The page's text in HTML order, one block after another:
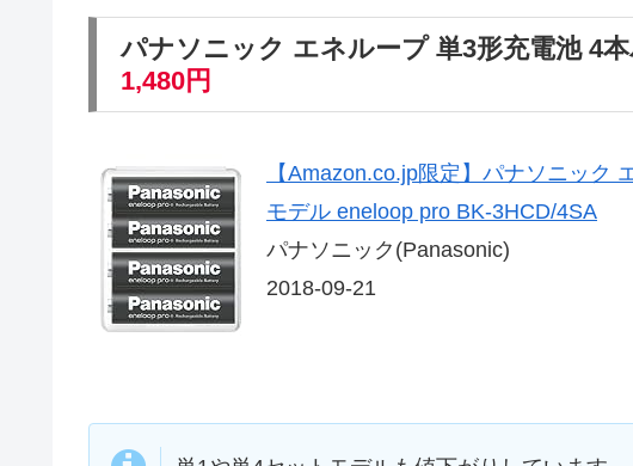
パナソニック エネループ 単3形充電池 4
1,480円
【Amazon.co.jp限定】パナソニック
モデル eneloop pro BK-3HCD/4SA
パナソニック(Panasonic)
2018-09-21